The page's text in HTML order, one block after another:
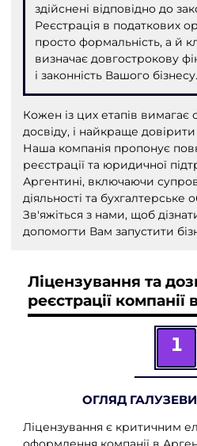
здійснені відповідно до
Реєстрація в податкових
просто формальність, а й
визначає довгострокову
і законність Вашого бізнесу.
Кожен із цих етапів вимагає
досвіду, і найкраще
Наша компанія пропонує
реєстрації та юридичної
Аргентині, включаючи
діяльності та бухгалтерське
Зв'яжіться з нами, щоб
допомогти Вам запустити
Ліцензування та
реєстрації компанії
1
ОГЛЯД
Ліцензування є критичним